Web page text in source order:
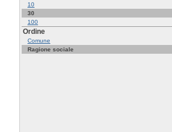
10
30
100
Ordine
Comune
Ragione sociale